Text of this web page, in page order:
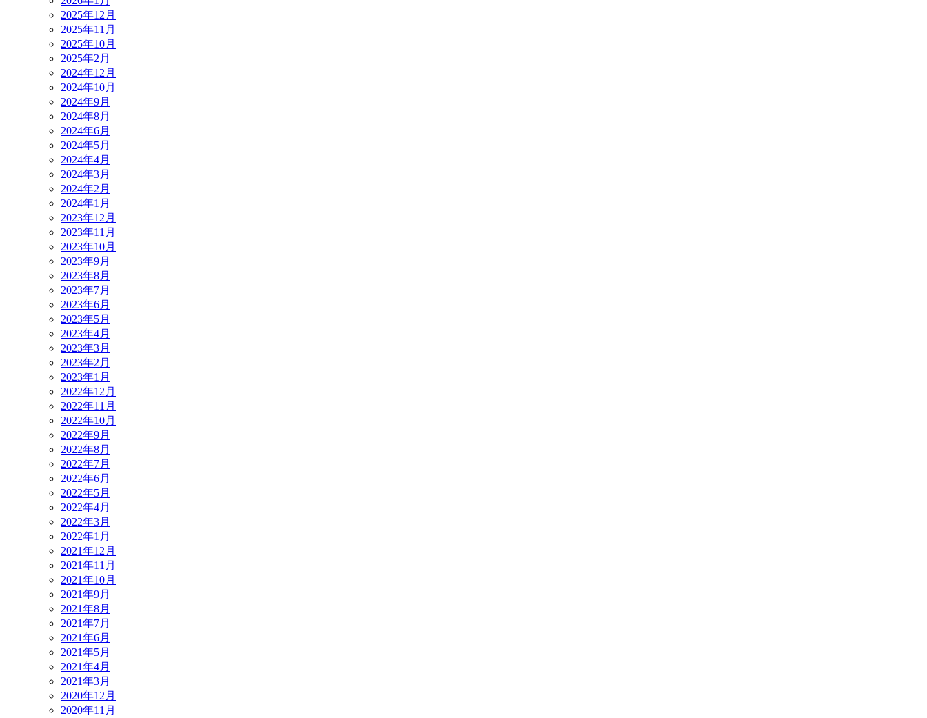
2025年12月
2025年11月
2025年10月
2025年2月
2024年12月
2024年10月
2024年9月
2024年8月
2024年6月
2024年5月
2024年4月
2024年3月
2024年2月
2024年1月
2023年12月
2023年11月
2023年10月
2023年9月
2023年8月
2023年7月
2023年6月
2023年5月
2023年4月
2023年3月
2023年2月
2023年1月
2022年12月
2022年11月
2022年10月
2022年9月
2022年8月
2022年7月
2022年6月
2022年5月
2022年4月
2022年3月
2022年1月
2021年12月
2021年11月
2021年10月
2021年9月
2021年8月
2021年7月
2021年6月
2021年5月
2021年4月
2021年3月
2020年12月
2020年11月